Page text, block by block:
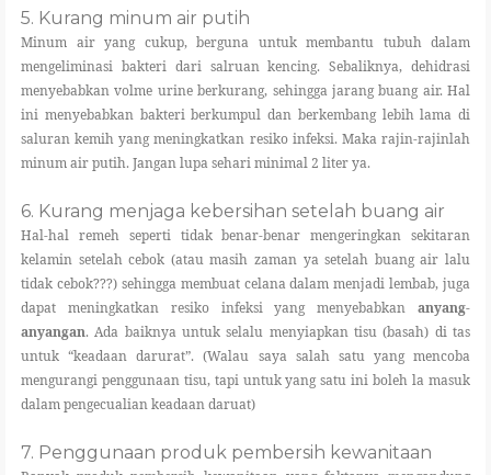
5. Kurang minum air putih
Minum air yang cukup, berguna untuk membantu tubuh dalam
mengeliminasi bakteri dari salruan kencing. Sebaliknya, dehidrasi
menyebabkan volme urine berkurang, sehingga jarang buang air. Hal
ini menyebabkan bakteri berkumpul dan berkembang lebih lama di
saluran kemih yang meningkatkan resiko infeksi. Maka rajin-rajinlah
minum air putih. Jangan lupa sehari minimal 2 liter ya.
6. Kurang menjaga kebersihan setelah buang air
Hal-hal remeh seperti tidak benar-benar mengeringkan sekitaran
kelamin setelah cebok (atau masih zaman ya setelah buang air lalu
tidak cebok???) sehingga membuat celana dalam menjadi lembab, juga
dapat meningkatkan resiko infeksi yang menyebabkan anyang-
anyangan. Ada baiknya untuk selalu menyiapkan tisu (basah) di tas
untuk “keadaan darurat”. (Walau saya salah satu yang mencoba
mengurangi penggunaan tisu, tapi untuk yang satu ini boleh la masuk
dalam pengecualian keadaan daruat)
7. Penggunaan produk pembersih kewanitaan